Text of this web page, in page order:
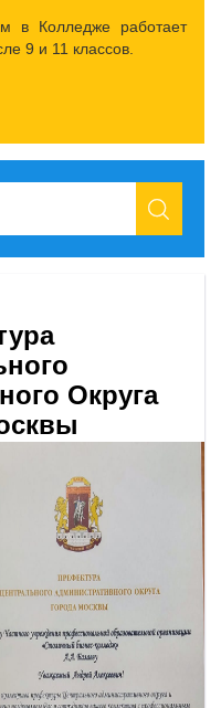
в Колледже работает
9 и 11 классов.
Округа